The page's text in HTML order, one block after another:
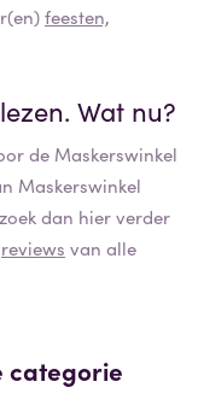
feesten,
Wat nu?
de Maskerswinkel
Maskerswinkel
dan hier verder
reviews van alle
categorie